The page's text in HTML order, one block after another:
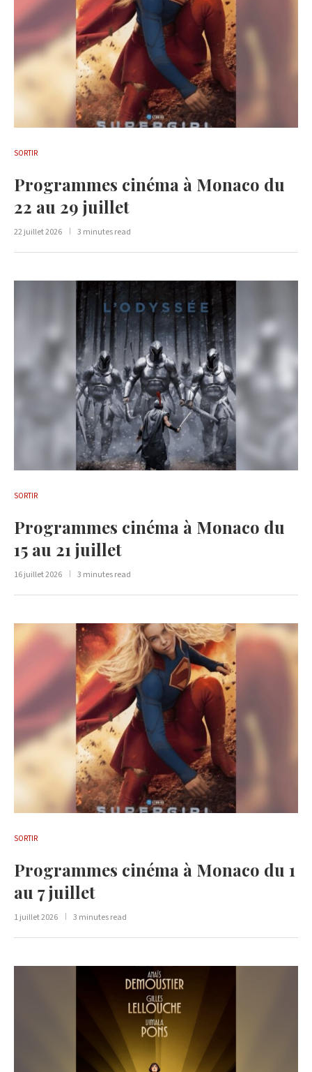
SORTIR
Programmes cinéma à Monaco du
22 au 29 juillet
22 juillet 2026 3 minutes read
SORTIR
Programmes cinéma à Monaco du
15 au 21 juillet
16 juillet 2026 3 minutes read
SORTIR
Programmes cinéma à Monaco du 1
au 7 juillet
1 juillet 2026 3 minutes read